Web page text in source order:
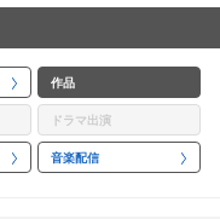
作品
ドラマ出演
音楽配信